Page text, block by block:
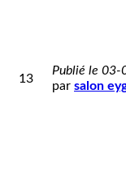
13
Publié le 03-
par salon